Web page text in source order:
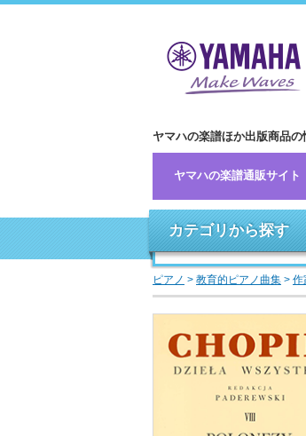
ヤマハの楽譜ほか出版商品の
ヤマハの楽譜通販サイト
カテゴリから探す
ピアノ > 教育的ピアノ曲集 > 作